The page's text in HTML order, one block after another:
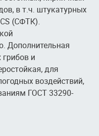
в т.ч. штукатурных
(СФТК).
Дополнительная
и
для
воздействий,
ГОСТ 33290-